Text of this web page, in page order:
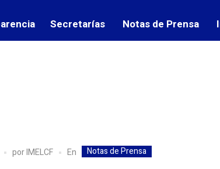
Secretarías Notas de Prensa
porIMELCF En Notas de Prensa